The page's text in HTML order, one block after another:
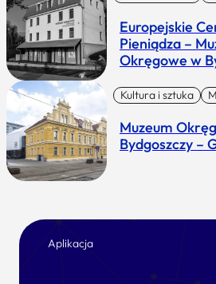
Europejskie
Pieniądza –
Okręgowe w
Kultura i sztuka
Muzeum
Bydgoszczy –
Aplikacja